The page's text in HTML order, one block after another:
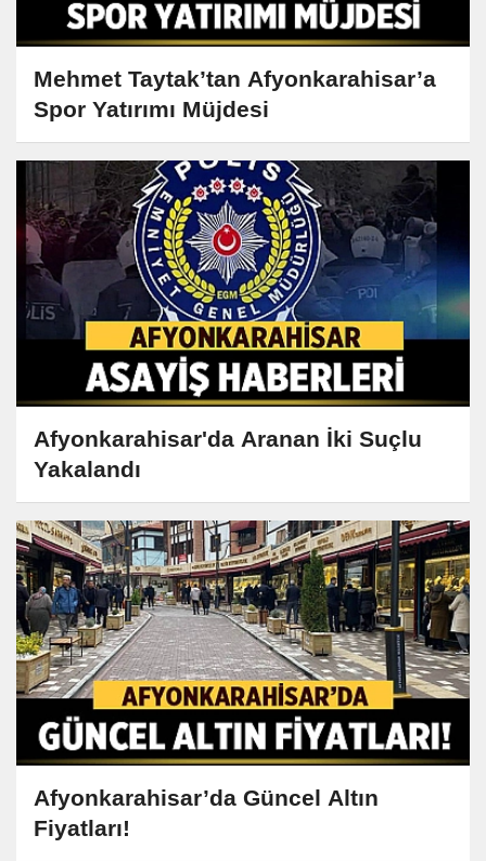
Mehmet Taytak’tan Afyonkarahisar’a
Spor Yatırımı Müjdesi
Afyonkarahisar'da Aranan İki Suçlu
Yakalandı
Afyonkarahisar’da Güncel Altın
Fiyatları!